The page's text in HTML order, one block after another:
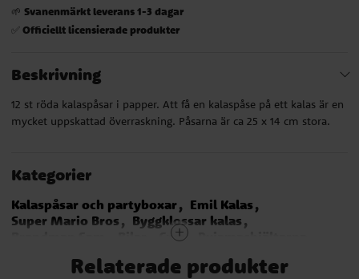
🌱 Svanenmärkt leverans 1-3 dagar
✅ Officiellt licensierade produkter
Beskrivning
12 st röda kalaspåsar i papper. Att få en kalaspåse på ett kalas är en
mycket uppskattad överraskning. Påsarna är ca 25 x 14 cm stora.
Kategorier
Kalaspåsar och partyboxar
Emil Kalas
Super Mario Bros
Byggklossar kalas
Bilar - Cars
Transformers
Avengers Godispåsar
Relaterade produkter